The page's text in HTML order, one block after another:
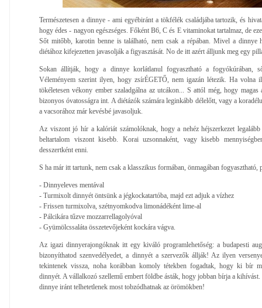
Természetesen a dinnye - ami egyébiránt a tökfélék családjába tartozik, és
hogy édes - nagyon egészséges. Főként B6, C és E vitaminokat tartalmaz, de
Sőt mitőbb, karotin benne is található, nem csak a répában. Mivel a dinnye
diétához kifejezetten javasolják a figyasztását. No de itt azért álljunk meg egy
Sokan állítják, hogy a dinnye korlátlanul fogyasztható a fogyókúrában,
Véleményem szerint ilyen, hogy zsírÉGETŐ, nem igazán létezik. Ha volna
tökéletesen vékony ember szaladgálna az utcákon... S attól még, hogy magas
bizonyos óvatosságra int. A diétázók számára leginkább délelőtt, vagy a
a vacsorához már kevésbé javasoljuk.
Az viszont jó hír a kalóriát számolóknak, hogy a nehéz héjszerkezet
beltartalom viszont kisebb. Korai uzsonnaként, vagy kisebb
desszertként enni.
S ha már itt tartunk, nem csak a klasszikus formában, önmagában fogyasztható,
- Dinnyeleves mentával
- Turmixolt dinnyét öntsünk a jégkockatartóba, majd ezt adjuk a vízhez
- Frissen turmixolva, szétnyomkodva limonádéként lime-al
- Pálcikára tűzve mozzarrellagolyóval
- Gyümölcssaláta összetevőjeként kockára vágva.
Az igazi dinnyerajongóknak itt egy kiváló programlehetőség: a budapesti
bizonyíthatod szenvedélyedet, a dinnyét a szervezők állják! Az ilyen
tekintenek vissza, noha korábban komoly tétekben fogadtak, hogy ki bír
dinnyét. A vállalkozó szellemű embert földbe ásták, hogy jobban bírja a kihívást.
dinnye iránt telhetetlenek most tobzódhatnak az örömökben!